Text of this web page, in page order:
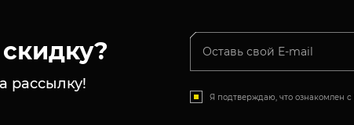
рассылку!
Я подтверждаю, что ознакомлен с